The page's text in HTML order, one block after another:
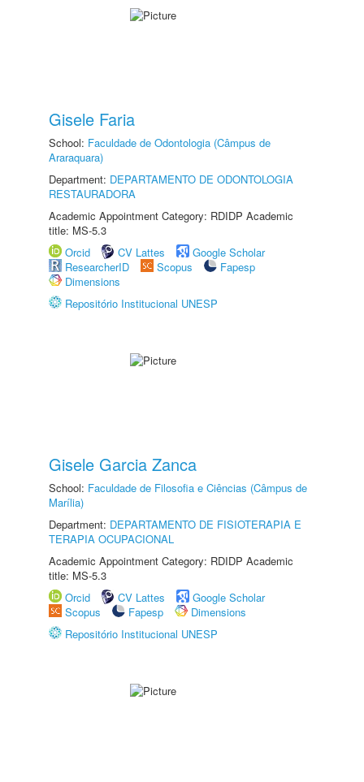
Gisele Faria
School: Faculdade de Odontologia (Câmpus de
Araraquara)
Department: DEPARTAMENTO DE ODONTOLOGIA
RESTAURADORA
Academic Appointment Category: RDIDP Academic
title: MS-5.3
Orcid
CV Lattes
Google Scholar
ResearcherID
Scopus
Fapesp
Dimensions
Repositório Institucional UNESP
Gisele Garcia Zanca
School: Faculdade de Filosofia e Ciências (Câmpus de
Marília)
Department: DEPARTAMENTO DE FISIOTERAPIA E
TERAPIA OCUPACIONAL
Academic Appointment Category: RDIDP Academic
title: MS-5.3
Orcid
CV Lattes
Google Scholar
Scopus
Fapesp
Dimensions
Repositório Institucional UNESP